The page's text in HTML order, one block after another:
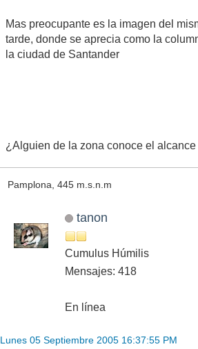
Mas preocupante es la imagen del
tarde, donde se aprecia como la
la ciudad de Santander
¿Alguien de la zona conoce el
Pamplona, 445 m.s.n.m
tanon
Cumulus Húmilis
Mensajes: 418
En línea
Lunes 05 Septiembre 2005 16:37:55 PM